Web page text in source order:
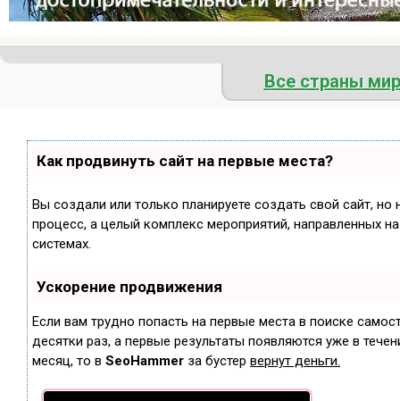
Все страны
Как продвинуть сайт на первые места?
Вы создали или только планируете создать свой сайт,
процесс, а целый комплекс мероприятий, направленных
системах.
Ускорение продвижения
Если вам трудно попасть на первые места в поиске
десятки раз, а первые результаты появляются уже в
месяц, то в SeoHammer за бустер вернут деньги.